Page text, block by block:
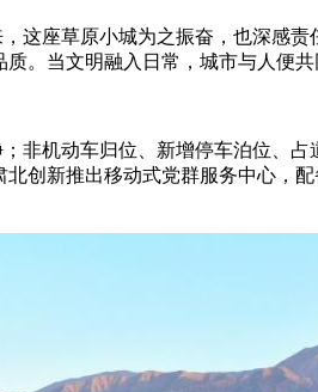
座草原小城为之振奋，也深感责
。当文明融入日常，城市与人便共
机动车归位、新增停车泊位、占
创新推出移动式党群服务中心，